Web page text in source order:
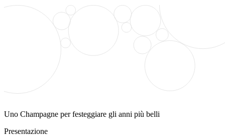
Uno Champagne per festeggiare gli anni più belli
Presentazione